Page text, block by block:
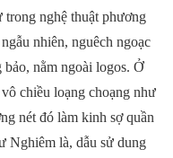
trong nghệ thuật phương
nhiên, nguêch ngoạc
nằm ngoài logos. Ở
chiều loạng choạng như
nét đó làm kinh sợ quần
Nghiêm là, dẫu sử dung